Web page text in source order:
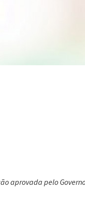
aprovada pelo